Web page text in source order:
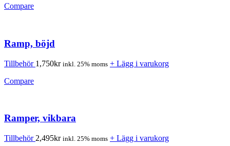
Compare
Ramp, böjd
Tillbehör 1,750kr inkl. 25% moms + Lägg i varukorg
Compare
Ramper, vikbara
Tillbehör 2,495kr inkl. 25% moms + Lägg i varukorg